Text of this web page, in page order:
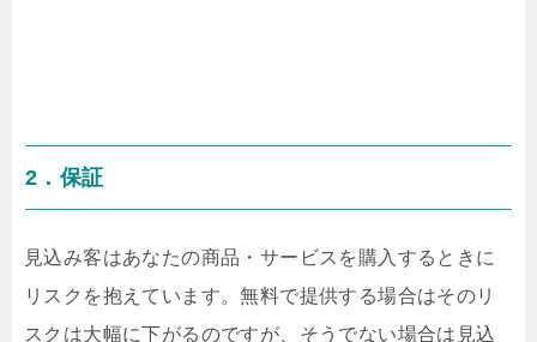
2．保証
見込み客はあなたの商品・サービスを購入するときに
リスクを抱えています。無料で提供する場合はそのリ
スクは大幅に下がるのですが、そうでない場合は見込